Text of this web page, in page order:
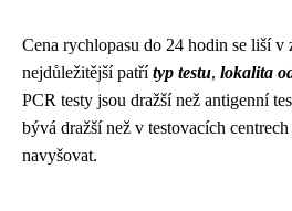
Cena rychlopasu do 24 hodin se liší
nejdůležitější patřítyp testu, lokalita
PCR testy jsou dražší než antigenní
bývá dražší než v testovacích
navyšovat.